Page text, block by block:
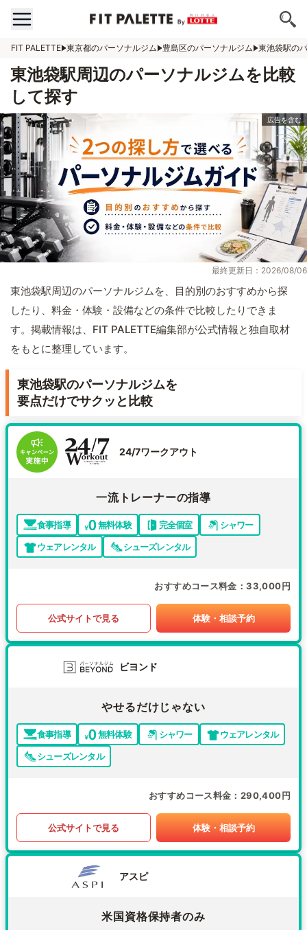
FIT PALETTE 東京都のパーソナルジム 豊島区のパーソナルジム 東池袋駅の
東池袋駅周辺のパーソナルジムを比較
して探す
最終更新日：2026/08/06
東池袋駅周辺のパーソナルジムを、目的別のおすすめから探
したり、料金・体験・設備などの条件で比較したりできま
す。掲載情報は、FIT PALETTE編集部が公式情報と独自取材
をもとに整理しています。
東池袋駅のパーソナルジムを
要点だけでサクッと比較
24/7ワークアウト
一流トレーナーの指導
食事指導 無料体験 完全個室
シャワー
ウェアレンタル
シューズレンタル
おすすめコース料金 33,000円
公式サイトで見る 体験・相談予約
ビヨンド
やせるだけじゃない
食事指導 無料体験 シャワー
ウェアレンタル
シューズレンタル
おすすめコース料金 290,400円
公式サイトで見る 体験・相談予約
アスピ
米国資格保持者のみ